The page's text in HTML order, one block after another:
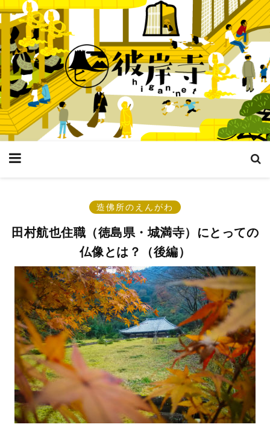
造佛所のえんがわ
田村航也住職（徳島県・城満寺）にとっての
仏像とは？（後編）